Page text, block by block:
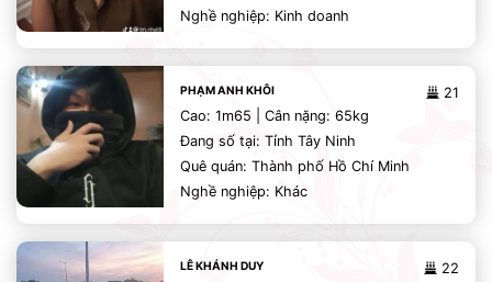
Nghề nghiệp: Kinh doanh
21
PHẠM ANH KHÔI
Cao: 1m65 | Cân nặng: 65kg
Đang số tại: Tỉnh Tây Ninh
Quê quán: Thành phố Hồ Chí Minh
Nghề nghiệp: Khác
22
LÊ KHÁNH DUY